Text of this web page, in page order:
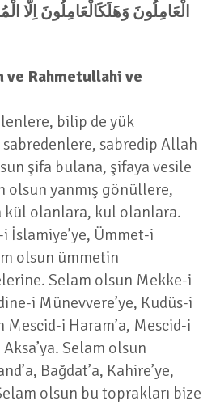
الْعَامِلُونَ وَهَلَكَالْعَامِلُونَ اِلَّا
ve Rahmetullahi ve
bilip de yük
sabredip Allah
şifa bulana, şifaya vesile
olsun yanmış gönüllere,
kül olanlara, kul olanlara.
Ümmet-i
olsun ümmetin
Selam olsun Mekke-i
i Münevvere’ye, Kudüs-i
Mescid-i Haram’a, Mescid-i
Selam olsun
Bağdat’a, Kahire’ye,
olsun bu toprakları bize